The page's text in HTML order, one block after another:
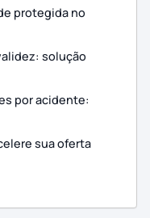
protegida no
solução
por acidente:
sua oferta